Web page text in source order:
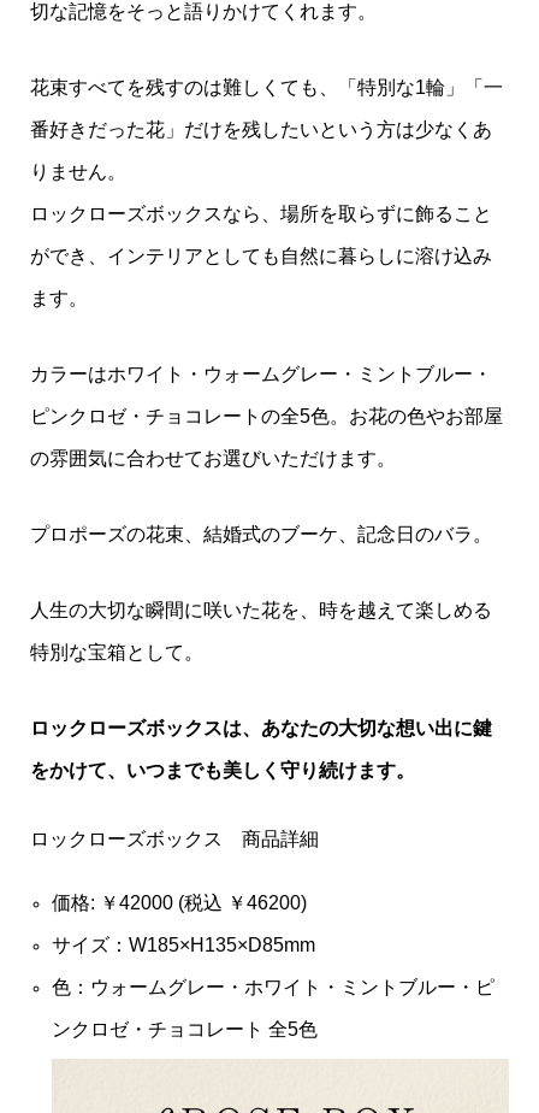
切な記憶をそっと語りかけてくれます。
花束すべてを残すのは難しくても、「特別な1輪」「一
番好きだった花」だけを残したいという方は少なくあ
りません。
ロックローズボックスなら、場所を取らずに飾ること
ができ、インテリアとしても自然に暮らしに溶け込み
ます。
カラーはホワイト・ウォームグレー・ミントブルー・
ピンクロゼ・チョコレートの全5色。お花の色やお部屋
の雰囲気に合わせてお選びいただけます。
プロポーズの花束、結婚式のブーケ、記念日のバラ。
人生の大切な瞬間に咲いた花を、時を越えて楽しめる
特別な宝箱として。
ロックローズボックスは、あなたの大切な想い出に鍵
をかけて、いつまでも美しく守り続けます。
ロックローズボックス 商品詳細
価格: ￥42000 (税込 ￥46200)
サイズ：W185×H135×D85mm
色：ウォームグレー・ホワイト・ミントブルー・ピ
ンクロゼ・チョコレート 全5色